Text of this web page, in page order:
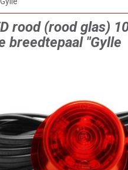
rood (rood glas)
breedtepaal